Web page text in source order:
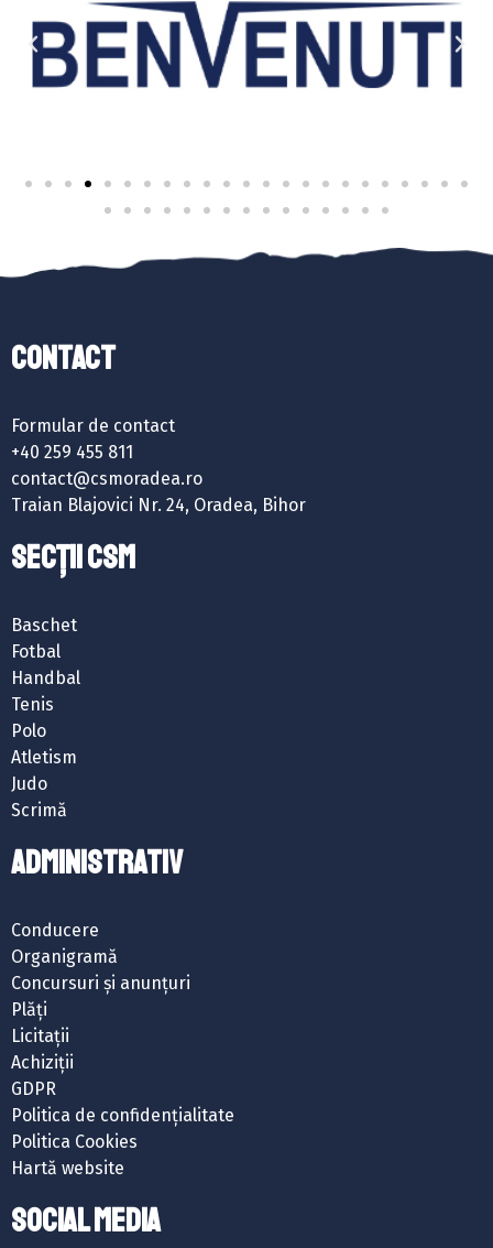
Contact
Formular de contact
+40 259 455 811
contact@csmoradea.ro
Traian Blajovici Nr. 24, Oradea, Bihor
SECȚII CSM
Baschet
Fotbal
Handbal
Tenis
Polo
Atletism
Judo
Scrimă
ADMINISTRATIV
Conducere
Organigramă
Concursuri și anunțuri
Plăți
Licitații
Achiziții
GDPR
Politica de confidențialitate
Politica Cookies
Hartă website
SOCIAL MEDIA